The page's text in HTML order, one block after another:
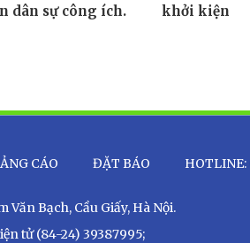
dân sự công ích.
khởi kiện
CÁO ĐẶT BÁO HOTLINE:
Văn Bạch, Cầu Giấy, Hà Nội.
tử (84-24) 39387995;